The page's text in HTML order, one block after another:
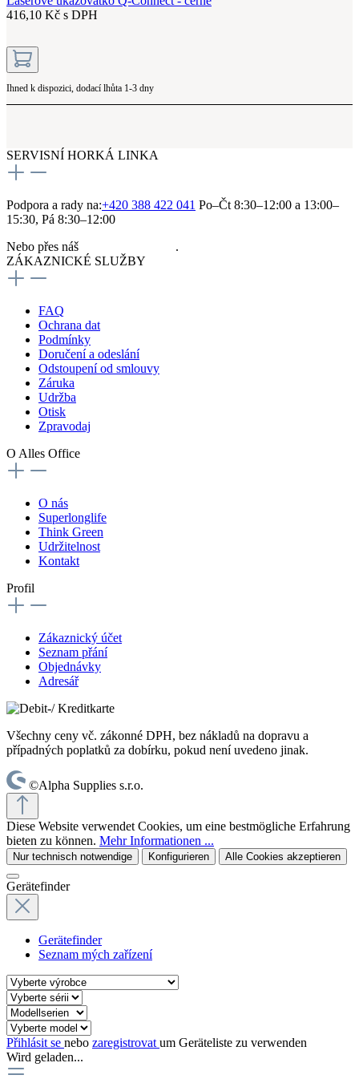
416,10 Kč s DPH
Ihned k dispozici, dodací lhůta 1-3 dny
SERVISNÍ HORKÁ LINKA
Podpora a rady na:+420 388 422 041 Po–Čt 8:30–12:00 a 13:00–
15:30, Pá 8:30–12:00
Nebo přes náš
.
ZÁKAZNICKÉ SLUŽBY
FAQ
Ochrana dat
Podmínky
Doručení a odeslání
Odstoupení od smlouvy
Záruka
Udržba
Otisk
Zpravodaj
O Alles Office
O nás
Superlonglife
Think Green
Udržitelnost
Kontakt
Profil
Zákaznický účet
Seznam přání
Objednávky
Adresář
Všechny ceny vč. zákonné DPH, bez nákladů na dopravu a
případných poplatků za dobírku, pokud není uvedeno jinak.
©Alpha Supplies s.r.o.
Diese Website verwendet Cookies, um eine bestmögliche Erfahrung
bieten zu können. Mehr Informationen ...
Nur technisch notwendige Konfigurieren Alle Cookies akzeptieren
Gerätefinder
Gerätefinder
Seznam mých zařízení
Přihlásit se nebo zaregistrovat um Geräteliste zu verwenden
Wird geladen...